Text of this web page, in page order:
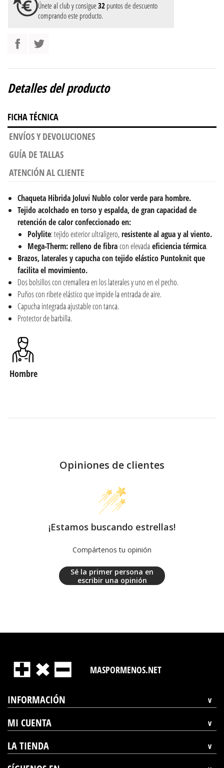
Únete al club y consigue32 puntos de descuento
comprando este producto.
Detalles del producto
FICHA TÉCNICA
ENVÍOS Y DEVOLUCIONES
GUÍA DE TALLAS
ATENCIÓN AL CLIENTE
Chaqueta Hibrida Joluvi Nublo color verde parahombre.
Tejido acolchado en torso y espalda, de gran capacidad de
retención de calor confeccionado en:
Polylite: tejido exterior ultraligero,resistente al agua y al viento.
Mega-Therm:relleno de fibracon elevada eficiencia térmica.
Brazos, laterales y capucha con tejido elástico Puntoknit que
facilita el movimiento.
Dos bolsillos con cremallera en los laterales y uno en el pecho.
Puños con ribete elástico que impide la entrada de aire.
Capucha integrada ajustable con tanca.
Protector de barbilla.
Hombre
Opiniones de clientes
¡Estamos buscando estrellas!
Compártenos tu opinión
Sé la primer persona en
escribir una opinión
MASPORMENOS.NET
INFORMACIÓN
MI CUENTA
LA TIENDA